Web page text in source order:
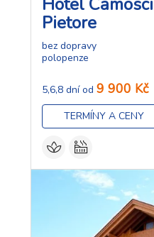
Pietore
bez dopravy
polopenze
5,6,8 dní od 9 900 Kč
TERMÍNY A CENY